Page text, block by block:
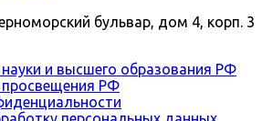
бульвар, дом 4, корп. 3
и высшего образования РФ
РФ